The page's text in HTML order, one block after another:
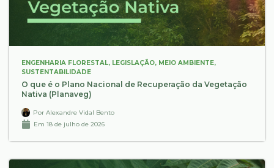
ENGENHARIA FLORESTAL, LEGISLAÇÃO, MEIO AMBIENTE,
SUSTENTABILIDADE
O que é o Plano Nacional de Recuperação da Vegetação
Nativa (Planaveg)
Por Alexandre Vidal Bento
Em 18 de julho de 2026